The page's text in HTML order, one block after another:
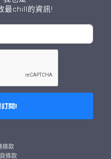
最chill的資訊!
閱!
條款
條款